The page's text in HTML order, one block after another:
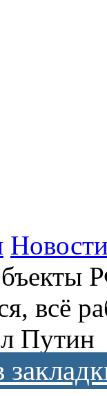
всё
Путин